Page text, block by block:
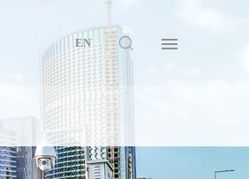
EN